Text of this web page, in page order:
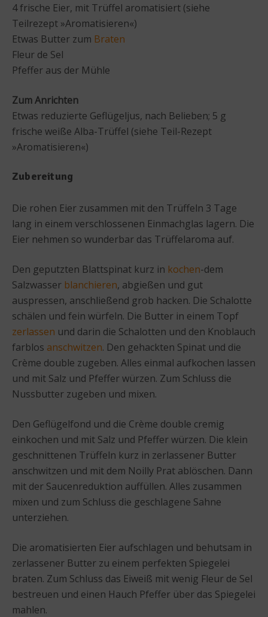
4 frische Eier, mit Trüffel aromatisiert (siehe
Teilrezept »Aromatisieren«)
Etwas Butter zum Braten
Fleur de Sel
Pfeffer aus der Mühle
Zum Anrichten
Etwas reduzierte Geflügeljus, nach Belieben; 5 g
frische weiße Alba-Trüffel (siehe Teil-Rezept
»Aromatisieren«)
Zubereitung
Die rohen Eier zusammen mit den Trüffeln 3 Tage
lang in einem verschlossenen Einmachglas lagern. Die
Eier nehmen so wunderbar das Trüffelaroma auf.
Den geputzten Blattspinat kurz in kochen-dem
Salzwasser blanchieren, abgießen und gut
auspressen, anschließend grob hacken. Die Schalotte
schälen und fein würfeln. Die Butter in einem Topf
zerlassen und darin die Schalotten und den Knoblauch
farblos anschwitzen. Den gehackten Spinat und die
Crème double zugeben. Alles einmal aufkochen lassen
und mit Salz und Pfeffer würzen. Zum Schluss die
Nussbutter zugeben und mixen.
Den Geflügelfond und die Crème double cremig
einkochen und mit Salz und Pfeffer würzen. Die klein
geschnittenen Trüffeln kurz in zerlassener Butter
anschwitzen und mit dem Noilly Prat ablöschen. Dann
mit der Saucenreduktion auffüllen. Alles zusammen
mixen und zum Schluss die geschlagene Sahne
unterziehen.
Die aromatisierten Eier aufschlagen und behutsam in
zerlassener Butter zu einem perfekten Spiegelei
braten. Zum Schluss das Eiweiß mit wenig Fleur de Sel
bestreuen und einen Hauch Pfeffer über das Spiegelei
mahlen.